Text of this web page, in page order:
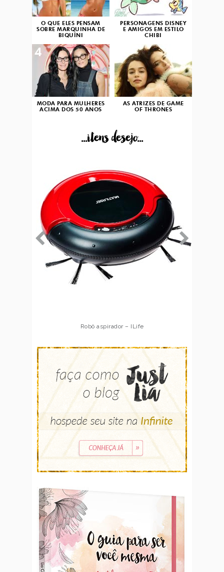
O QUE ELES PENSAM
SOBRE MARQUINHA DE
BIQUÍNI
PERSONAGENS DISNEY
E AMIGOS EM ESTILO
CHIBI
MODA PARA MULHERES
ACIMA DOS 50 ANOS
4
AS ATRIZES DE GAME
OF THRONES
...itens desejo...
Robô aspirador – Multilaser